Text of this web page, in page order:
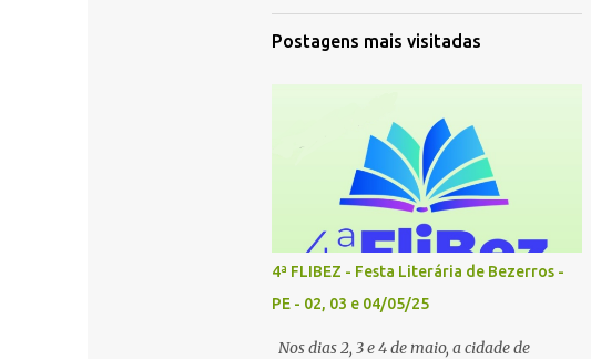
Postagens mais visitadas
4ª FLIBEZ - Festa Literária de Bezerros -
PE - 02, 03 e 04/05/25
Nos dias 2, 3 e 4 de maio, a cidade de